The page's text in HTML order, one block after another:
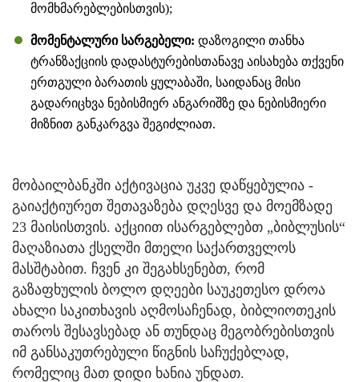
მომხმარებლებისთვის);
მომენტალური სარგებელი: დაზოგილი თანხა
ტრანზაქციის დადასტურებისთანავე აისახება თქვენი
ერთგული ბარათის ყულაბაში, საიდანაც მისი
გადარიცხვა ნებისმიერ ანგარიშზე და ნებისმიერი
მიზნით განკარგვა შეგიძლიათ.
მობაილბანკში აქტივაცია უკვე დაწყებულია -
გაიაქტიურეთ შეთავაზება დღესვე და მოემზადე
23 მაისისთვის. აქციით ისარგებლებთ „ბიბლუსის“
მაღაზიათა ქსელში მთელი საქართველოს
მასშტაბით. ჩვენ კი შეგახსენებთ, რომ
გაზაფხულის ბოლო დღეები საუკეთესო დროა
ახალი საკითხავის აღმოსაჩენად, ბიბლიოთეკის
თაროს შესავსებად ან თუნდაც მეგობრებისთვის
იმ განსაკუთრებული წიგნის საჩუქებლად,
რომელიც მათ დიდი ხანია უნდათ.